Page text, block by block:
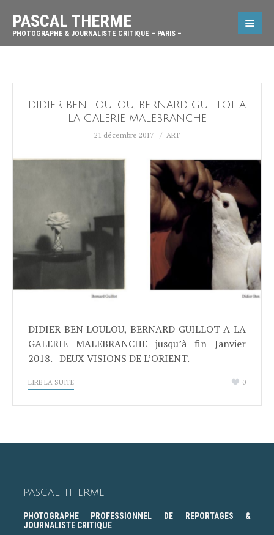
PASCAL THERME
PHOTOGRAPHE & JOURNALISTE CRITIQUE – PARIS –
DIDIER BEN LOULOU, BERNARD GUILLOT A
LA GALERIE MALEBRANCHE
21 décembre 2017 ART
DIDIER BEN LOULOU, BERNARD GUILLOT A LA
GALERIE MALEBRANCHE jusqu’à fin Janvier
2018. DEUX VISIONS DE L’ORIENT.
LIRE LA SUITE 0
PASCAL THERME
PHOTOGRAPHE PROFESSIONNEL DE REPORTAGES &
JOURNALISTE CRITIQUE